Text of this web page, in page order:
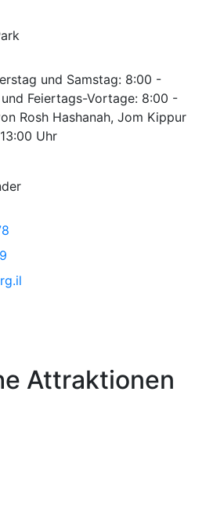
und Samstag: 8:00 -
Feiertags-Vortage: 8:00 -
Rosh Hashanah, Jom Kippur
Uhr
Attraktionen